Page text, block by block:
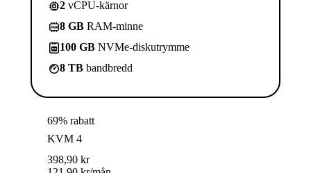
2 vCPU-kärnor
8 GB RAM-minne
100 GB NVMe-diskutrymme
8 TB bandbredd
69% rabatt
KVM 4
398,90 kr